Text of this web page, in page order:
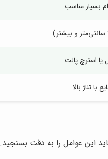
بسیار مناسب
یا استرچ پالت
با تناژ بالا
این عوامل را به دقت بسنجید.